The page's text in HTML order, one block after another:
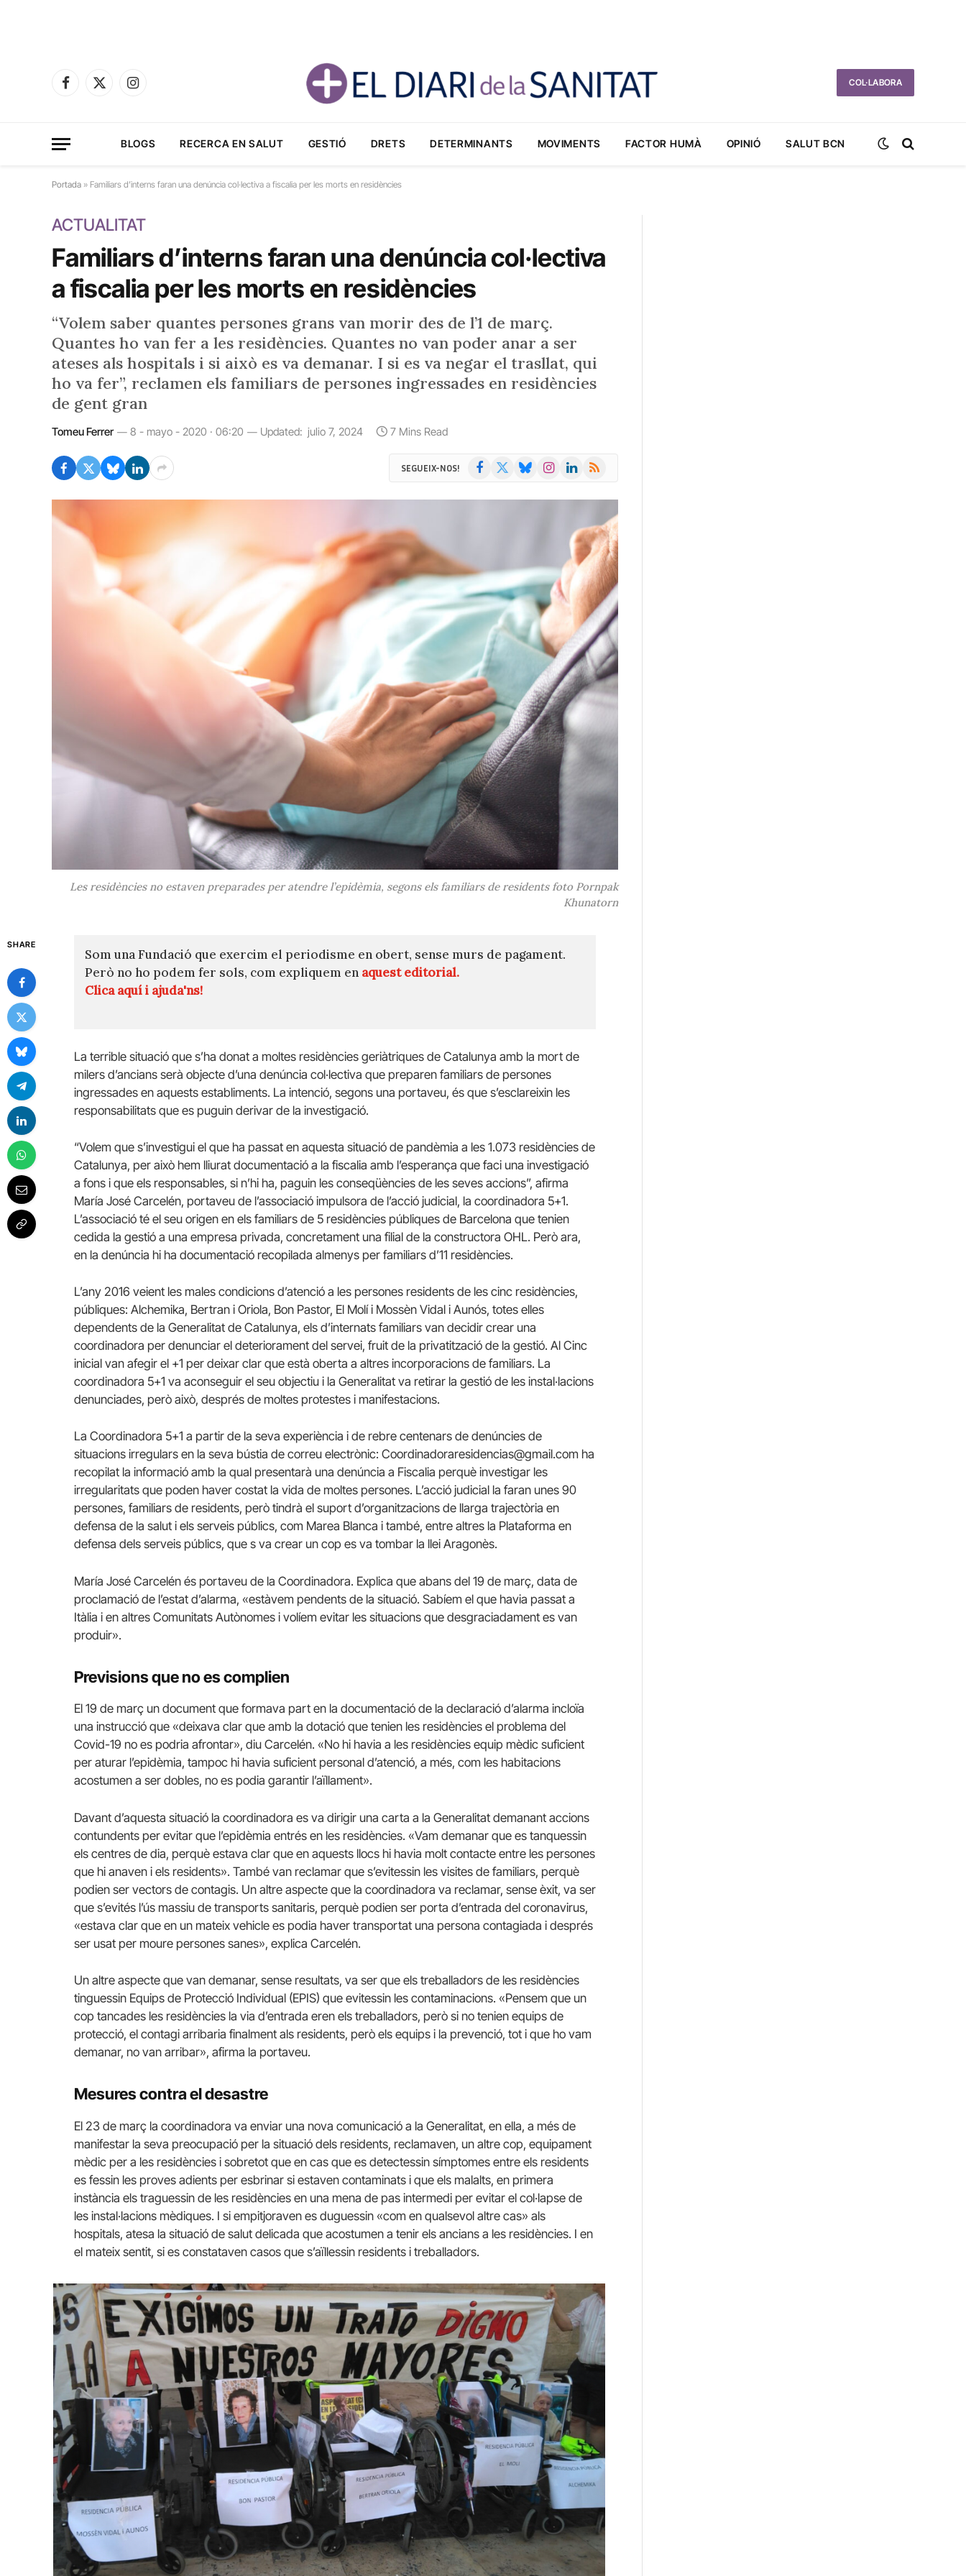
Facebook
X
Instagram
COL·LABORA
BLOGS RECERCA EN SALUT GESTIÓ DRETS DETERMINANTS MOVIMENTS FACTOR HUMÀ OPINIÓ SALUT BCN
Portada » Familiars d’interns faran una denúncia col·lectiva a fiscalia per les morts en residències
ACTUALITAT
Familiars d’interns faran una denúncia col·lectiva
a fiscalia per les morts en residències
“Volem saber quantes persones grans van morir des de l’1 de març.
Quantes ho van fer a les residències. Quantes no van poder anar a ser
ateses als hospitals i si això es va demanar. I si es va negar el trasllat, qui
ho va fer”, reclamen els familiars de persones ingressades en residències
de gent gran
Tomeu Ferrer 8 - mayo - 2020 · 06:20 Updated: julio 7, 2024 7 Mins Read
SEGUEIX-NOS! Facebook BlueskyInstagramLinkedIn
RSS
Les residències no estaven preparades per atendre l’epidèmia, segons els familiars de residents foto Pornpak
Khunatorn
SHARE
Som una Fundació que exercim el periodisme en obert, sense murs de pagament.
Però no ho podem fer sols, com expliquem en aquest editorial.
Clica aquí i ajuda'ns!
La terrible situació que s’ha donat a moltes residències geriàtriques de Catalunya amb la mort de
milers d’ancians serà objecte d’una denúncia col·lectiva que preparen familiars de persones
ingressades en aquests establiments. La intenció, segons una portaveu, és que s’esclareixin les
responsabilitats que es puguin derivar de la investigació.
“Volem que s’investigui el que ha passat en aquesta situació de pandèmia a les 1.073 residències de
Catalunya, per això hem lliurat documentació a la fiscalia amb l’esperança que faci una investigació
a fons i que els responsables, si n’hi ha, paguin les conseqüències de les seves accions”, afirma
María José Carcelén, portaveu de l’associació impulsora de l’acció judicial, la coordinadora 5+1.
L’associació té el seu origen en els familiars de 5 residències públiques de Barcelona que tenien
cedida la gestió a una empresa privada, concretament una filial de la constructora OHL. Però ara,
en la denúncia hi ha documentació recopilada almenys per familiars d’11 residències.
L’any 2016 veient les males condicions d’atenció a les persones residents de les cinc residències,
públiques: Alchemika, Bertran i Oriola, Bon Pastor, El Molí i Mossèn Vidal i Aunós, totes elles
dependents de la Generalitat de Catalunya, els d’internats familiars van decidir crear una
coordinadora per denunciar el deteriorament del servei, fruit de la privatització de la gestió. Al Cinc
inicial van afegir el +1 per deixar clar que està oberta a altres incorporacions de familiars. La
coordinadora 5+1 va aconseguir el seu objectiu i la Generalitat va retirar la gestió de les instal·lacions
denunciades, però això, després de moltes protestes i manifestacions.
La Coordinadora 5+1 a partir de la seva experiència i de rebre centenars de denúncies de
situacions irregulars en la seva bústia de correu electrònic: Coordinadoraresidencias@gmail.com ha
recopilat la informació amb la qual presentarà una denúncia a Fiscalia perquè investigar les
irregularitats que poden haver costat la vida de moltes persones. L’acció judicial la faran unes 90
persones, familiars de residents, però tindrà el suport d’organitzacions de llarga trajectòria en
defensa de la salut i els serveis públics, com Marea Blanca i també, entre altres la Plataforma en
defensa dels serveis públics, que s va crear un cop es va tombar la llei Aragonès.
María José Carcelén és portaveu de la Coordinadora. Explica que abans del 19 de març, data de
proclamació de l’estat d’alarma, «estàvem pendents de la situació. Sabíem el que havia passat a
Itàlia i en altres Comunitats Autònomes i volíem evitar les situacions que desgraciadament es van
produir».
Previsions que no es complien
El 19 de març un document que formava part en la documentació de la declaració d’alarma incloïa
una instrucció que «deixava clar que amb la dotació que tenien les residències el problema del
Covid-19 no es podria afrontar», diu Carcelén. «No hi havia a les residències equip mèdic suficient
per aturar l’epidèmia, tampoc hi havia suficient personal d’atenció, a més, com les habitacions
acostumen a ser dobles, no es podia garantir l’aïllament».
Davant d’aquesta situació la coordinadora es va dirigir una carta a la Generalitat demanant accions
contundents per evitar que l’epidèmia entrés en les residències. «Vam demanar que es tanquessin
els centres de dia, perquè estava clar que en aquests llocs hi havia molt contacte entre les persones
que hi anaven i els residents». També van reclamar que s’evitessin les visites de familiars, perquè
podien ser vectors de contagis. Un altre aspecte que la coordinadora va reclamar, sense èxit, va ser
que s’evités l’ús massiu de transports sanitaris, perquè podien ser porta d’entrada del coronavirus,
«estava clar que en un mateix vehicle es podia haver transportat una persona contagiada i després
ser usat per moure persones sanes», explica Carcelén.
Un altre aspecte que van demanar, sense resultats, va ser que els treballadors de les residències
tinguessin Equips de Protecció Individual (EPIS) que evitessin les contaminacions. «Pensem que un
cop tancades les residències la via d’entrada eren els treballadors, però si no tenien equips de
protecció, el contagi arribaria finalment als residents, però els equips i la prevenció, tot i que ho vam
demanar, no van arribar», afirma la portaveu.
Mesures contra el desastre
El 23 de març la coordinadora va enviar una nova comunicació a la Generalitat, en ella, a més de
manifestar la seva preocupació per la situació dels residents, reclamaven, un altre cop, equipament
mèdic per a les residències i sobretot que en cas que es detectessin símptomes entre els residents
es fessin les proves adients per esbrinar si estaven contaminats i que els malalts, en primera
instància els traguessin de les residències en una mena de pas intermedi per evitar el col·lapse de
les instal·lacions mèdiques. I si empitjoraven es duguessin «com en qualsevol altre cas» als
hospitals, atesa la situació de salut delicada que acostumen a tenir els ancians a les residències. I en
el mateix sentit, si es constataven casos que s’aïllessin residents i treballadors.